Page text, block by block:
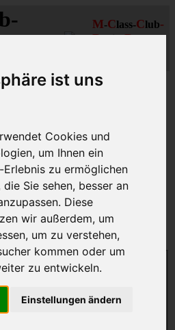
ist uns
Cookies und
um Ihnen ein
zu ermöglichen
Sie sehen, besser an
Diese
wir außerdem, um
um zu verstehen,
kommen oder um
zu entwickeln.
Einstellungen ändern
M-Class-Club-
Rhein-Ruhr
Übersicht